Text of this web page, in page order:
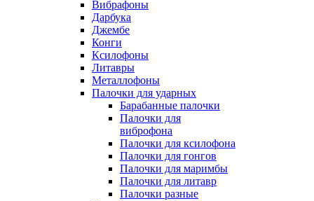
Вибрафоны
Дарбука
Джембе
Конги
Ксилофоны
Литавры
Металлофоны
Палочки для ударных
Барабанные палочки
Палочки для
виброфона
Палочки для ксилофона
Палочки для гонгов
Палочки для маримбы
Палочки для литавр
Палочки разные